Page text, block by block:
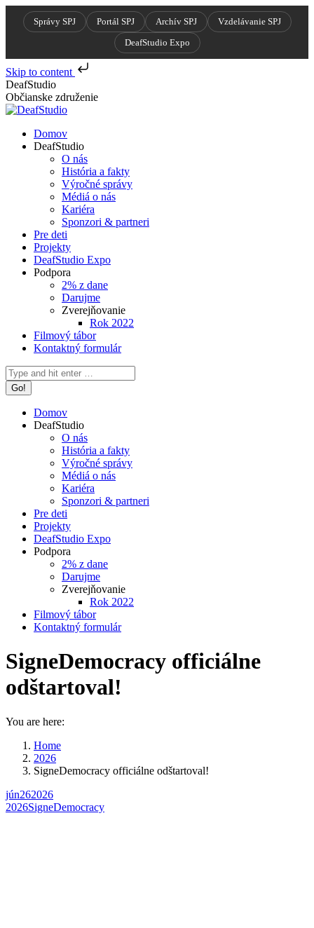
Správy SPJ Portál SPJ Archív SPJ
Vzdelávanie SPJ
DeafStudio Expo
Skip to content
Skip
to
content
DeafStudio
Občianske združenie
Domov
DeafStudio
O nás
História a fakty
Výročné správy
Médiá o nás
Kariéra
Sponzori & partneri
Pre deti
Projekty
DeafStudio Expo
Podpora
2% z dane
Darujme
Zverejňovanie
Rok 2022
Filmový tábor
Kontaktný formulár
Search:
Domov
DeafStudio
O nás
História a fakty
Výročné správy
Médiá o nás
Kariéra
Sponzori & partneri
Pre deti
Projekty
DeafStudio Expo
Podpora
2% z dane
Darujme
Zverejňovanie
Rok 2022
Filmový tábor
Kontaktný formulár
SigneDemocracy officiálne
odštartoval!
You are here:
Home
2026
SigneDemocracy officiálne odštartoval!
jún262026
2026SigneDemocracy